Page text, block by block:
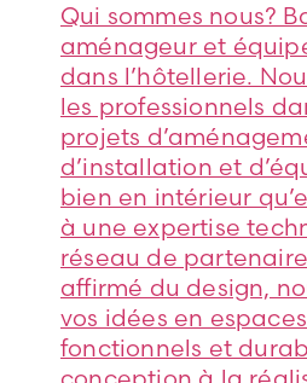
Qui sommes nous?
aménageur et
dans l’hôtellerie.
les professionnels
projets
d’installation et
bien en intérieur
à une expertise
réseau de
affirmé du design,
vos idées en
fonctionnels et